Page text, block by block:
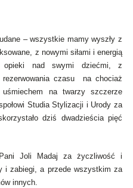
– wszystkie mamy wyszły z
z nowymi siłami i energią
nad swymi dziećmi, z
czasu na chociaż
na twarzy szczerze
Studia Stylizacji i Urody za
dziś dwadzieścia pięć
Joli Madaj za życzliwość i
i zabiegi, a przede wszystkim za
innych.